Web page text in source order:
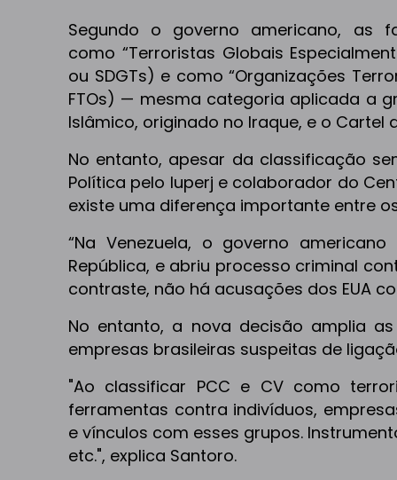
Segundo o governo americano, as
como “Terroristas Globais
ou SDGTs) e como “Organizações
FTOs) — mesma categoria aplicada a
Islâmico, originado no Iraque, e o Cartel
No entanto, apesar da classificação
Política pelo Iuperj e colaborador do
existe uma diferença importante entre
“Na Venezuela, o governo
República, e abriu processo criminal
contraste, não há acusações dos EUA
No entanto, a nova decisão amplia
empresas brasileiras suspeitas de
"Ao classificar PCC e CV como
ferramentas contra indivíduos,
e vínculos com esses grupos.
etc.", explica Santoro.